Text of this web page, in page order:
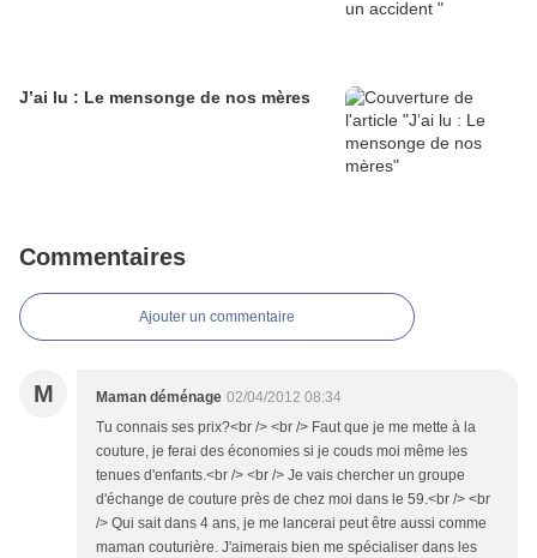
J’ai lu : Le mensonge de nos mères
Commentaires
Ajouter un commentaire
M Maman déménage 02/04/2012 08:34
Tu connais ses prix?<br /> <br /> Faut que je me mette à la
couture, je ferai des économies si je couds moi même les
tenues d'enfants.<br /> <br /> Je vais chercher un groupe
d'échange de couture près de chez moi dans le 59.<br /> <br
/> Qui sait dans 4 ans, je me lancerai peut être aussi comme
maman couturière. J'aimerais bien me spécialiser dans les